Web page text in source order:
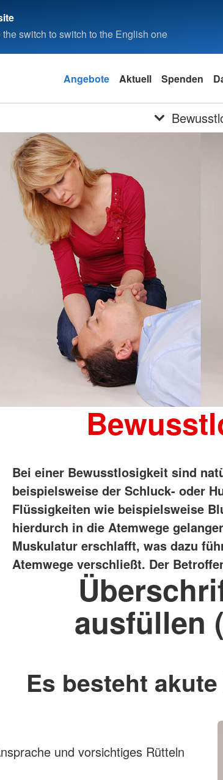
switch to switch to the English one
Angebote Aktuell Spenden
Bei einer Bewusstlosigkeit sind
beispielsweise der Schluck- oder
Flüssigkeiten wie beispielsweise
hierdurch in die Atemwege
Muskulatur erschlafft, was dazu
Atemwege verschließt. Der
ausfüllen
Es besteht
und vorsichtiges Rütteln